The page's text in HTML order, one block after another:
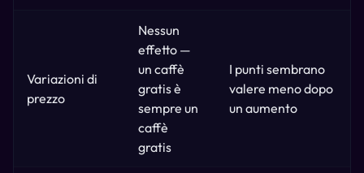
Variazioni di
prezzo
Nessun
effetto —
un caffè
gratis è
sempre un
caffè
gratis
I punti sembrano
valere meno dopo
un aumento